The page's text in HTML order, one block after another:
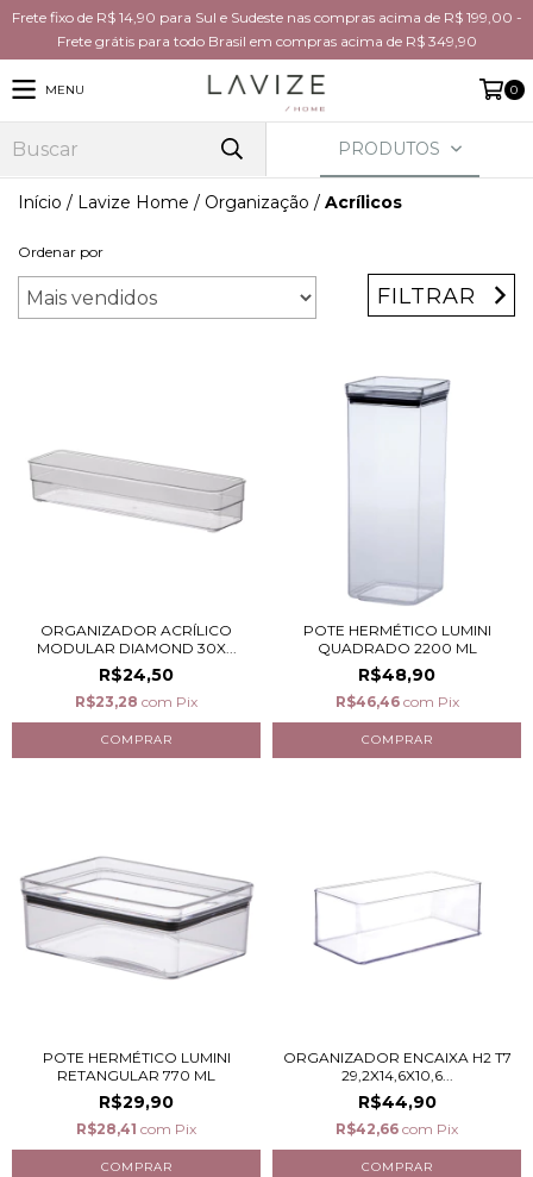
Frete fixo de R$ 14,90 para Sul e Sudeste nas compras acima de R$ 199,00 -
Frete grátis para todo Brasil em compras acima de R$ 349,90
MENU 0
PRODUTOS
Início / Lavize Home / Organização / Acrílicos
Ordenar por
FILTRAR
ORGANIZADOR ACRÍLICO
MODULAR DIAMOND 30X...
R$24,50
R$23,28 com Pix
POTE HERMÉTICO LUMINI
QUADRADO 2200 ML
R$48,90
R$46,46 com Pix
POTE HERMÉTICO LUMINI
RETANGULAR 770 ML
R$29,90
R$28,41 com Pix
ORGANIZADOR ENCAIXA H2 T7
29,2X14,6X10,6...
R$44,90
R$42,66 com Pix